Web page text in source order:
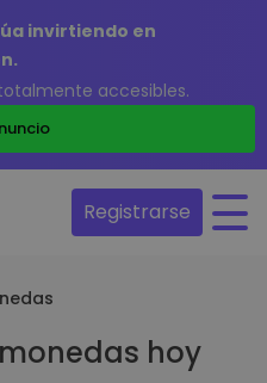
invirtiendo en
accesibles.
Registrarse
hoy